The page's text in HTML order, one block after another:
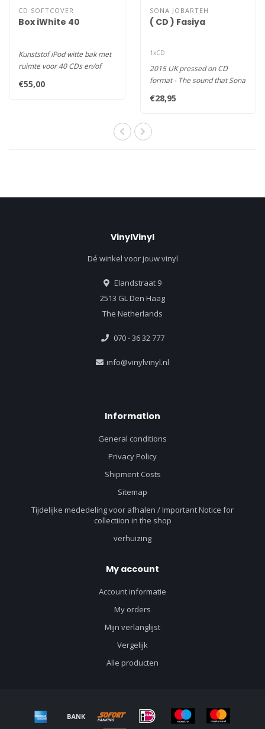
CD SOFTCOVER
Box iWhite 40
Kunststof iPod witte bak met
ruimte voor 40 CDs en/of
€55,00
SONA JOBARTEH
( CD ) Fasiya
1xCD
2015 UK pressed on CD
format - The sound that Sona
enchant..
€28,95
VinylVinyl
Dé winkel voor jouw vinyl
Elandstraat 9
2513 GL Den Haag
The Netherlands
070 - 36 32 777
info@vinylvinyl.nl
Information
General conditions
Privacy Policy
Shipment Costs
Sitemap
Tijdelijke mededeling voor afhalen / Important Notice for
collectiion in the shop
verhuizing
My account
Account informatie
My orders
Mijn verlanglijst
Vergelijk
Alle producten